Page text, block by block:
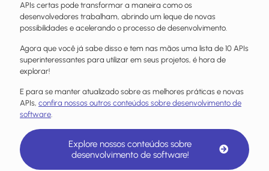
APIs certas pode transformar a maneira como os
desenvolvedores trabalham, abrindo um leque de novas
possibilidades e acelerando o processo de desenvolvimento.
Agora que você já sabe disso e tem nas mãos uma lista de 10 APIs
superinteressantes para utilizar em seus projetos, é hora de
explorar!
E para se manter atualizado sobre as melhores práticas e novas
APIs, confira nossos outros conteúdos sobre desenvolvimento de
software.
Explore nossos conteúdos sobre
desenvolvimento de software!